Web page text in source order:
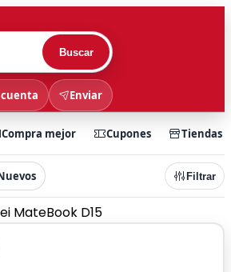
Buscar
Enviar
Compra mejor Cupones Tiendas
Filtrar
MateBook D15